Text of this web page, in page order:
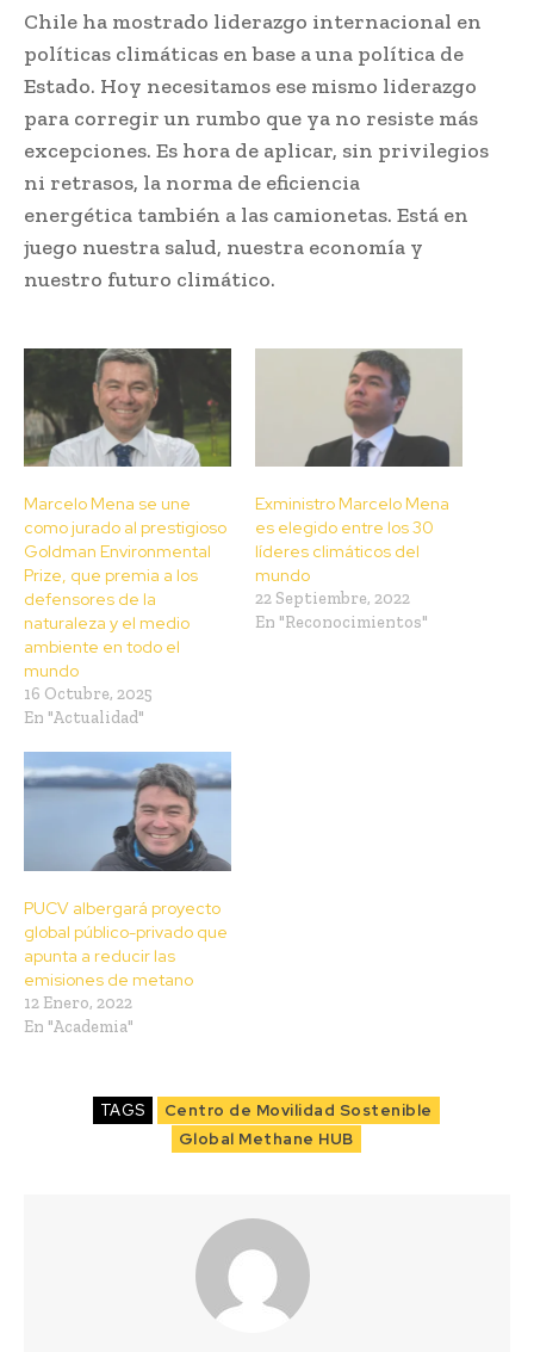
Chile ha mostrado liderazgo internacional en
políticas climáticas en base a una política de
Estado. Hoy necesitamos ese mismo liderazgo
para corregir un rumbo que ya no resiste más
excepciones. Es hora de aplicar, sin privilegios
ni retrasos, la norma de eficiencia
energética también a las camionetas. Está en
juego nuestra salud, nuestra economía y
nuestro futuro climático.
Marcelo Mena se une
como jurado al prestigioso
Goldman Environmental
Prize, que premia a los
defensores de la
naturaleza y el medio
ambiente en todo el
mundo
16 Octubre, 2025
En "Actualidad"
Exministro Marcelo Mena
es elegido entre los 30
líderes climáticos del
mundo
22 Septiembre, 2022
En "Reconocimientos"
PUCV albergará proyecto
global público-privado que
apunta a reducir las
emisiones de metano
12 Enero, 2022
En "Academia"
TAGS
Centro de Movilidad Sostenible
Global Methane HUB